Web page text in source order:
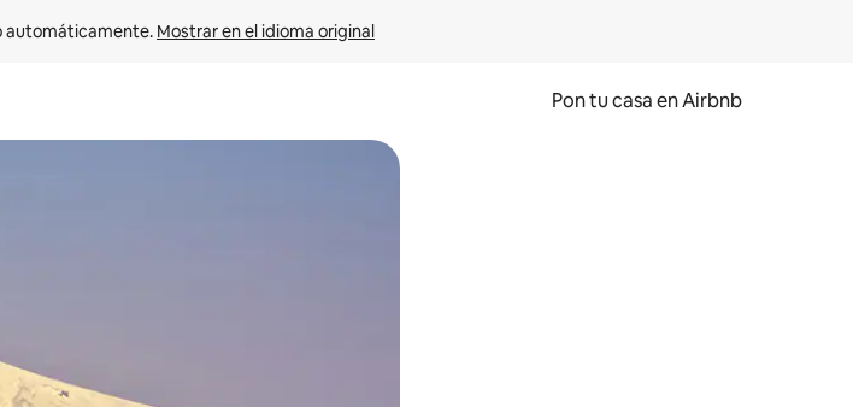
automáticamente. Mostrar en el idioma original
Pon tu casa en Airbnb